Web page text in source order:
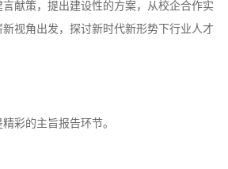
献策，提出建设性的方案，从校企合作实
视角出发，探讨新时代新形势下行业人才
彩的主旨报告环节。